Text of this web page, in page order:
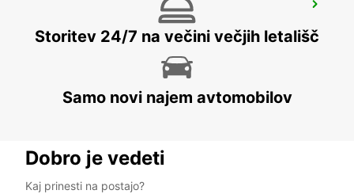
DORTMUND WAMBEL
DORTMUND - GERMANY
Storitev 24/7 na večini večjih letališč
Samo novi najem avtomobilov
Dobro je vedeti
Kaj prinesti na postajo?